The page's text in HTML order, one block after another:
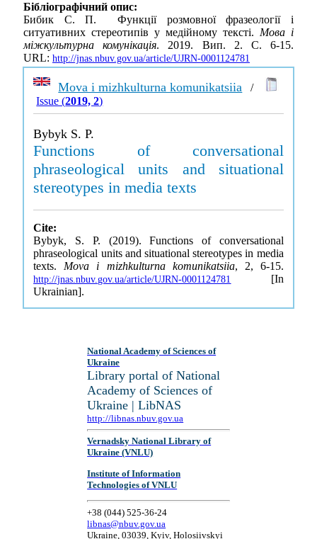
Бібліографічний опис:
Бибик С. П. Функції розмовної фразеології і
ситуативних стереотипів у медійному тексті. Мова і
міжкультурна комунікація. 2019. Вип. 2. С. 6-15.
URL: http://jnas.nbuv.gov.ua/article/UJRN-0001124781
Mova i mizhkulturna komunikatsiia /
Issue (2019, 2)
Bybyk S. P.
Functions of conversational
phraseological units and situational
stereotypes in media texts
Cite:
Bybyk, S. P. (2019). Functions of conversational
phraseological units and situational stereotypes in media
texts. Mova i mizhkulturna komunikatsiia, 2, 6-15.
http://jnas.nbuv.gov.ua/article/UJRN-0001124781
[In
Ukrainian].
National Academy of Sciences of
Ukraine
Library portal of National
Academy of Sciences of
Ukraine | LibNAS
http://libnas.nbuv.gov.ua
Vernadsky National Library of
Ukraine (VNLU)
Institute of Information
Technologies of VNLU
+38 (044) 525-36-24
libnas@nbuv.gov.ua
Ukraine, 03039, Kyiv, Holosiivskyi